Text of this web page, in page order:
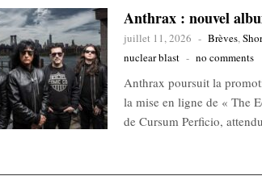
Anthrax : nouvel
juillet 11, 2026 - Brèves,
nuclear blast - no comments
Anthrax poursuit la
la mise en ligne de « The
de Cursum Perficio,